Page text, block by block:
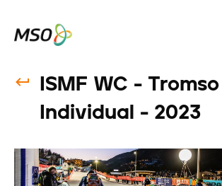
ISMF WC -
Individual - 2023